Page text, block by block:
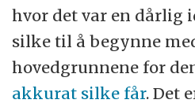
hvor det var en dårlig
silke til å begynne
hovedgrunnene for
akkurat silke får. Det